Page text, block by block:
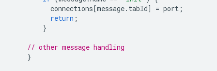
connections [message. tabId] = port ;
return ;
}
// other message handling
}